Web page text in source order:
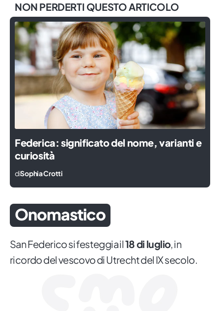
NON PERDERTI QUESTO ARTICOLO
Federica: significato del nome, varianti e
curiosità
diSophia Crotti
Onomastico
San Federico si festeggia il18 di luglio, in
ricordo del vescovo di Utrecht del IX secolo.